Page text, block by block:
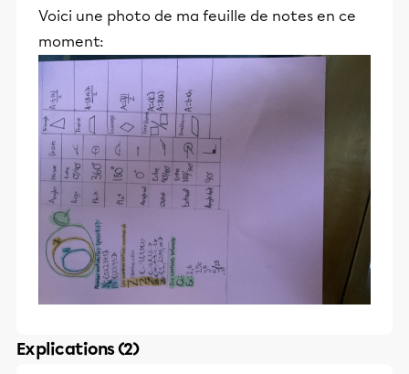
Voici une photo de ma feuille de notes en ce
moment:
Explications (2)